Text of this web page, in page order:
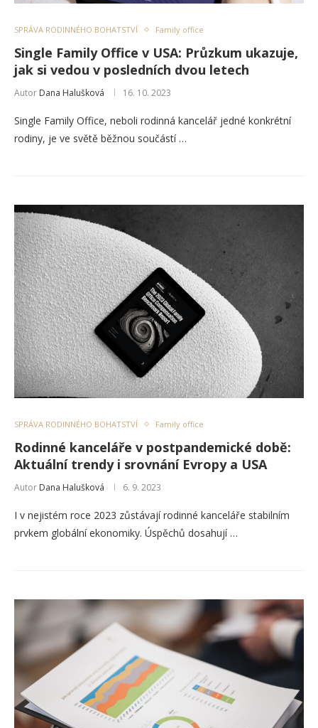
SPRÁVA RODINNÉHO BOHATSTVÍ Family office
Single Family Office v USA: Průzkum ukazuje,
jak si vedou v posledních dvou letech
Autor Dana Halušková 16. 10. 2023
Single Family Office, neboli rodinná kancelář jedné konkrétní
rodiny, je ve světě běžnou součástí …
SPRÁVA RODINNÉHO BOHATSTVÍ Family office
Rodinné kanceláře v postpandemické době:
Aktuální trendy i srovnání Evropy a USA
Autor Dana Halušková 6. 9. 2023
I v nejistém roce 2023 zůstávají rodinné kanceláře stabilním
prvkem globální ekonomiky. Úspěchů dosahují …